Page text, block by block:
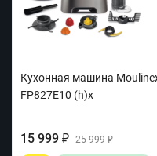
Кухонная машина
FP827E10 (h)x
15 999 ₽ 25 999₽